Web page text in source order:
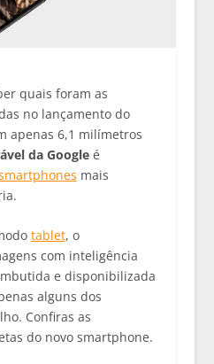
quais foram as
no lançamento do
apenas 6,1 milímetros
da Googleé
mais
tablet, o
com inteligência
e disponibilizada
alguns dos
Confiras as
do novo smartphone.